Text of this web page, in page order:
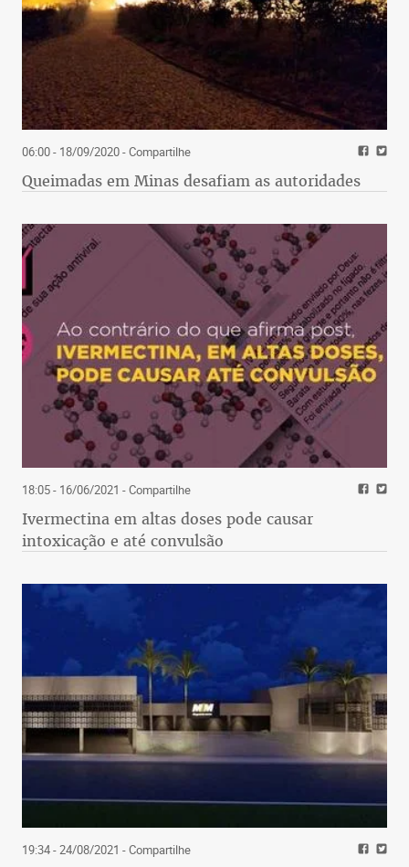
06:00 - 18/09/2020- Compartilhe
Queimadas em Minas desafiam as autoridades
18:05 - 16/06/2021 - Compartilhe
Ivermectina em altas doses pode causar
intoxicação e até convulsão
19:34 - 24/08/2021 - Compartilhe